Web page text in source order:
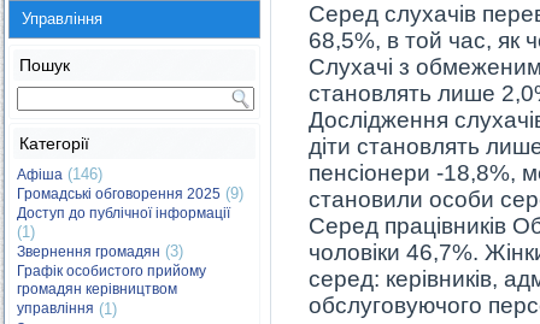
Управління
Пошук
Категорії
Афіша (146)
Громадські обговорення 2025 (9)
Доступ до публічної інформації
(1)
Звернення громадян (3)
Графік особистого прийому
громадян керівництвом
управління (1)
Серед слухачів
68,5%, в той час, як
Слухачі з
становлять лише
Дослідження
діти становлять лише
пенсіонери -18,8%,
становили особи
Серед працівників
чоловіки 46,7%.
серед: керівників,
обслуговуючого